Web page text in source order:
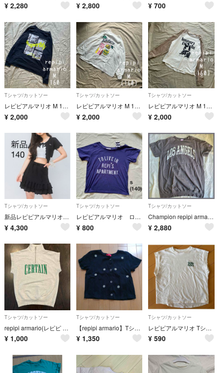
¥ 2,280 ¥ 2,800 ¥ 700
Tシャツ/カットソー
レピピアルマリオ M 160 ロンT 長袖 黒 ブラック
¥ 2,000
Tシャツ/カットソー
レピピアルマリオ M 160 ロンT 長袖 白 ホワイト フルーツワッペン
¥ 2,000
Tシャツ/カットソー
レピピアルマリオ M 160 ロンT 長袖 ラグラン 白 ホワイト ベージュ
¥ 2,000
Tシャツ/カットソー
新品レピピアルマリオ ３点セットカーディガンスカート 黒 140cm
¥ 4,300
Tシャツ/カットソー
レピピアルマリオ ロゴTシャツ 半袖 ネイビー S ワンショル 140
¥ 800
Tシャツ/カットソー
Champion repipi armario ワンピース 150 半袖
¥ 2,880
Tシャツ/カットソー
repipi armario(レピピ アルマリオ)ハーフジップスウェット S
¥ 1,000
Tシャツ/カットソー
【repipi armario】Tシャツ 150
¥ 1,350
Tシャツ/カットソー
レピピアルマリオ Tシャツ 150〜160
¥ 590